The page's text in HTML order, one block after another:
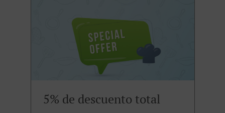
5% de descuento total